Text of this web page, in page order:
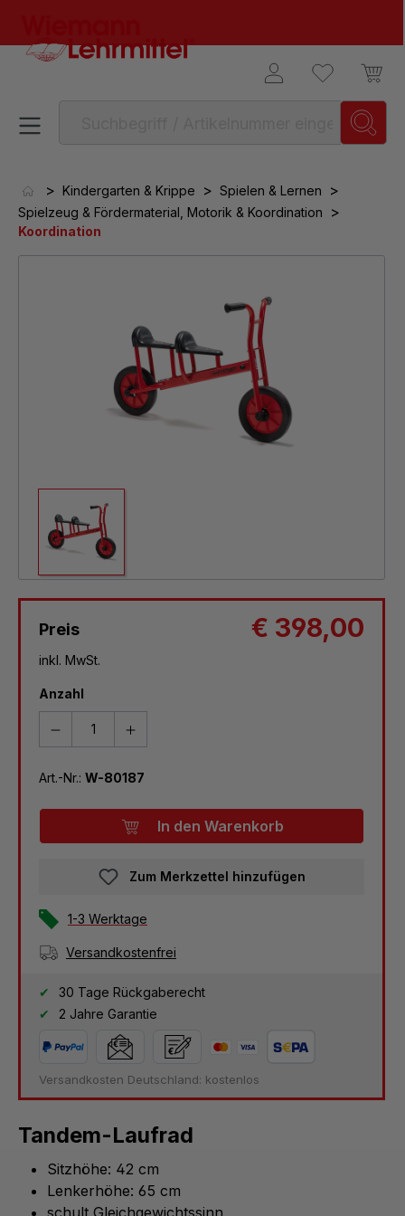
> Kindergarten & Krippe > Spielen & Lernen >
Spielzeug & Fördermaterial, Motorik & Koordination >
Koordination
Preis € 398,00
inkl. MwSt.
Anzahl
Art.-Nr.: W-80187
In den Warenkorb
Zum Merkzettel hinzufügen
1-3 Werktage
Versandkostenfrei
30 Tage Rückgaberecht
2 Jahre Garantie
Versandkosten Deutschland: kostenlos
Tandem-Laufrad
Sitzhöhe: 42 cm
Lenkerhöhe: 65 cm